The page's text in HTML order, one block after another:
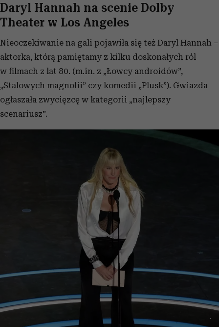
Daryl Hannah na scenie Dolby
Theater w Los Angeles
Nieoczekiwanie na gali pojawiła się też Daryl Hannah –
aktorka, którą pamiętamy z kilku doskonałych ról
w filmach z lat 80. (m.in. z „Łowcy androidów”,
„Stalowych magnolii” czy komedii „Plusk”). Gwiazda
ogłaszała zwycięzcę w kategorii „najlepszy
scenariusz”.